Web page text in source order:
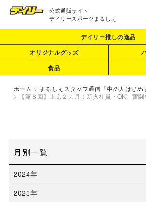
公式通販サイト
デイリースポーツまるしぇ
デイリー推しの逸品
オリジナルグッズ
食品
ホーム > まるしぇスタッフ通信『中の人はじめ
>
【第８回】上京２カ月！新入社員・OK、奮闘
月別一覧
2024年
2023年